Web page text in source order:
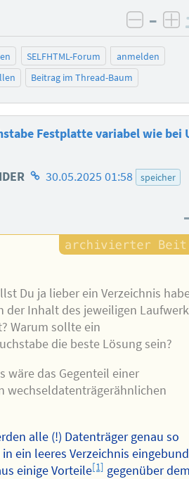
–
SELFHTML-Forum
anmelden
Beitrag im Thread-Baum
Festplatte variabel wie bei
Homepage
30.05.2025 01:58
speicher
Du ja lieber ein Verzeichnis
der Inhalt des jeweiligen
Warum sollte ein
die beste Lösung sein?
wäre das Gegenteil einer
wechseldatenträgerähnlichen
alle (!) Datenträger genau so
ein leeres Verzeichnis
einige Vorteile[1] gegenüber